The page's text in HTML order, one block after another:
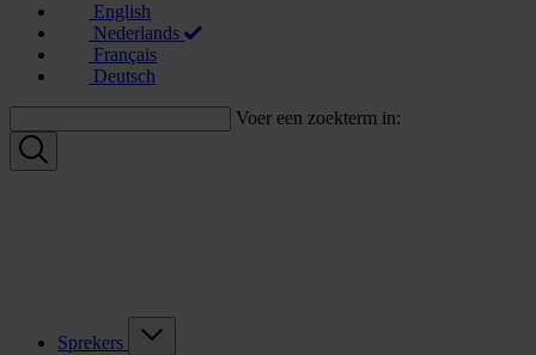
English
Nederlands
Français
Deutsch
Voer een zoekterm in:
Sprekers